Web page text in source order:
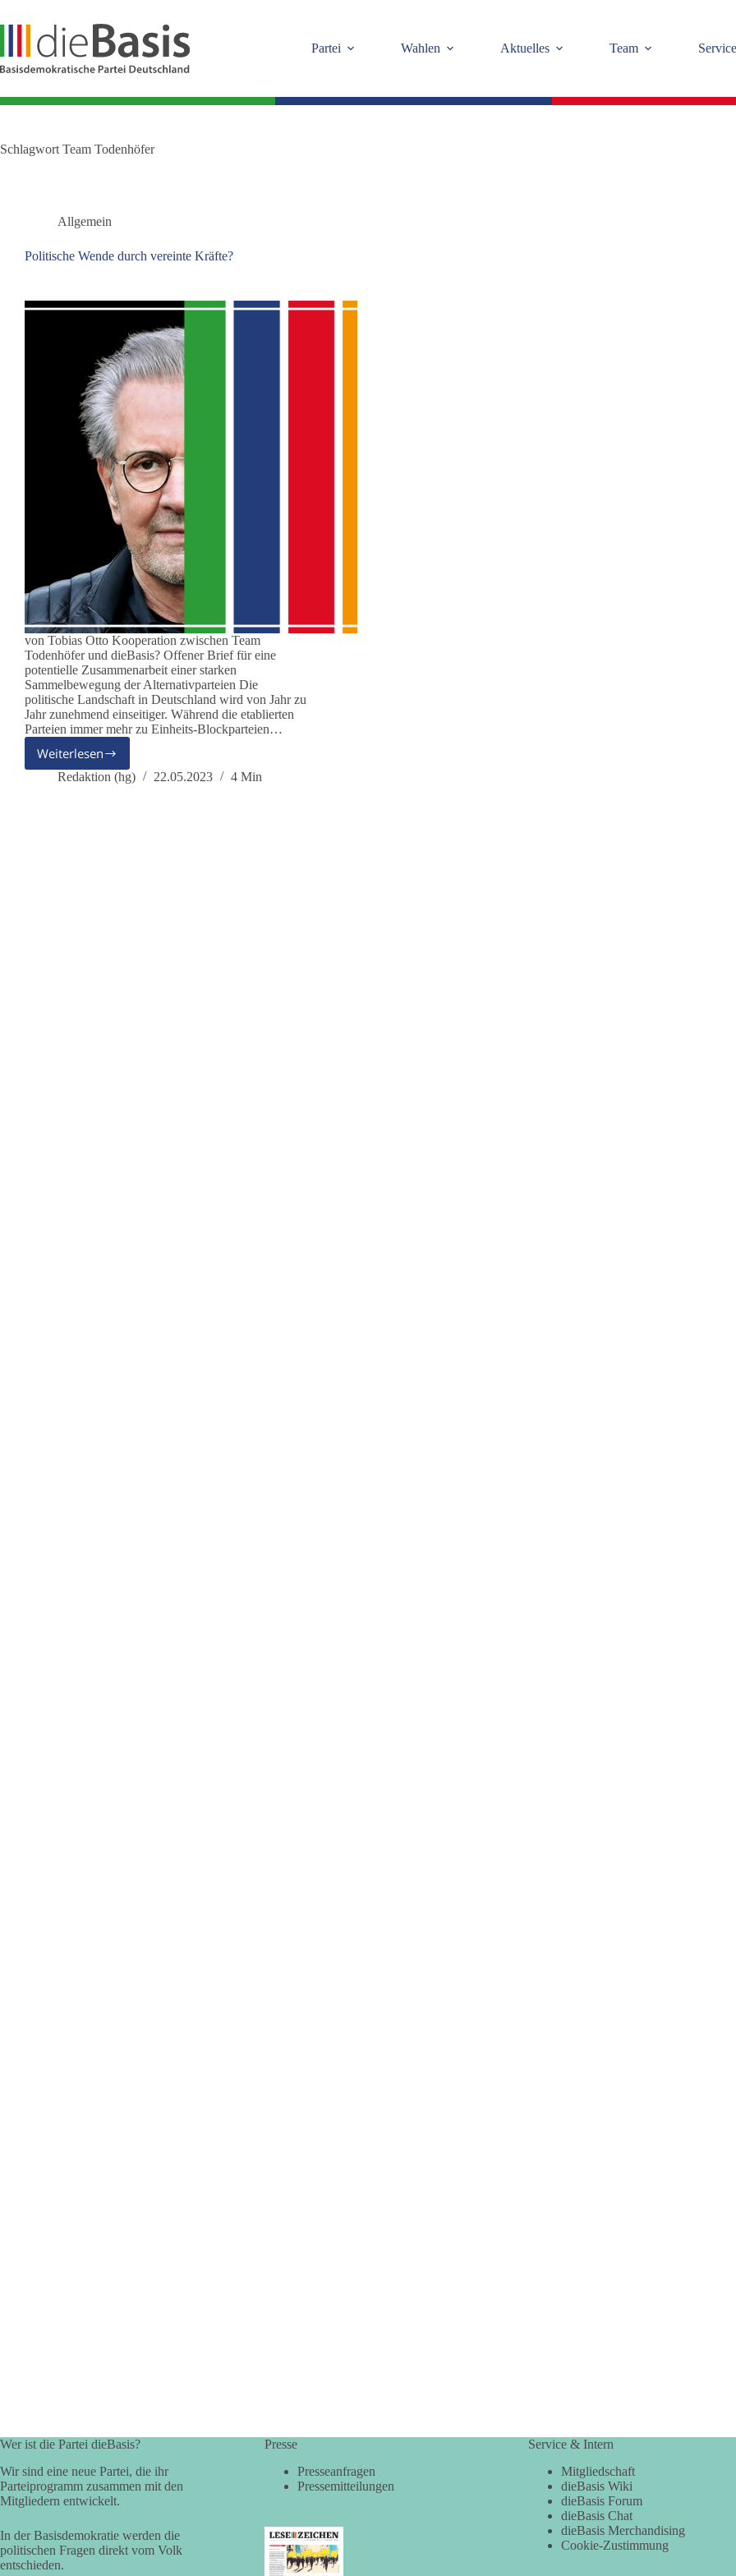
springen
Partei
Wahlen Aktuelles Team Service
Schlagwort Team Todenhöfer
Allgemein
Politische Wende durch vereinte Kräfte?
von Tobias Otto Kooperation zwischen Team
Todenhöfer und dieBasis? Offener Brief für eine
potentielle Zusammenarbeit einer starken
Sammelbewegung der Alternativparteien Die
politische Landschaft in Deutschland wird von Jahr zu
Jahr zunehmend einseitiger. Während die etablierten
Parteien immer mehr zu Einheits-Blockparteien…
Weiterlesen
Politische
Wende
Redaktion (hg) 22.05.2023 4 Min
Wer ist die Partei dieBasis?
Wir sind eine neue Partei, die ihr
Parteiprogramm zusammen mit den
Mitgliedern entwickelt.
In der Basisdemokratie werden die
politischen Fragen direkt vom Volk
entschieden.
Presse
Presseanfragen
Pressemitteilungen
Service & Intern
Mitgliedschaft
dieBasis Wiki
dieBasis Forum
dieBasis Chat
dieBasis Merchandising
Cookie-Zustimmung